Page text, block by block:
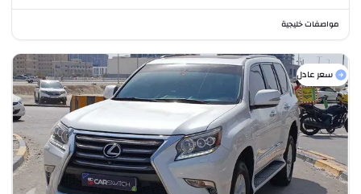
مواصفات خليجية
سعر عادل